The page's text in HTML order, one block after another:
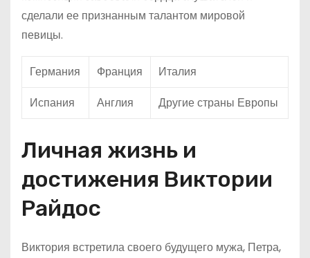
сделали ее признанным талантом мировой
певицы.
Германия Франция
Италия
Испания
Англия Другие страны Европы
Личная жизнь и
достижения Виктории
Райдос
Виктория встретила своего будущего мужа, Петра,